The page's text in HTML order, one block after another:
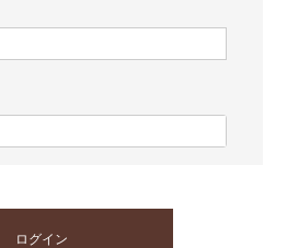
ログイン